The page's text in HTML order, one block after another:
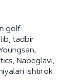
golf
tadbir
Nabeglavi,
ishtirok